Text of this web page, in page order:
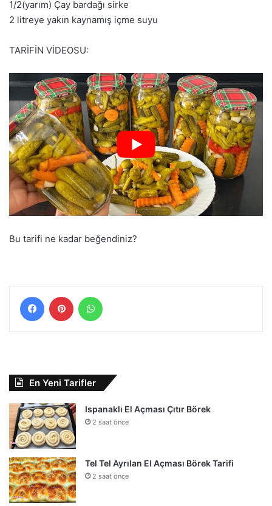
1/2(yarım) Çay bardağı sirke
2 litreye yakın kaynamış içme suyu
TARİFİN VİDEOSU:
Bu tarifi ne kadar beğendiniz?
FacebookPinterest
En Yeni Tarifler
Ispanaklı El Açması Çıtır Börek
2 saat önce
Tel Tel Ayrılan El Açması Börek Tarifi
2 saat önce